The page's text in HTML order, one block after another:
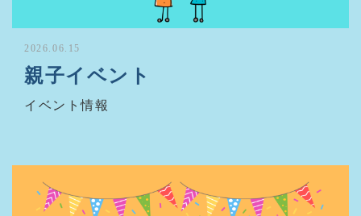
親子イベント
2026.06.15
イベント情報